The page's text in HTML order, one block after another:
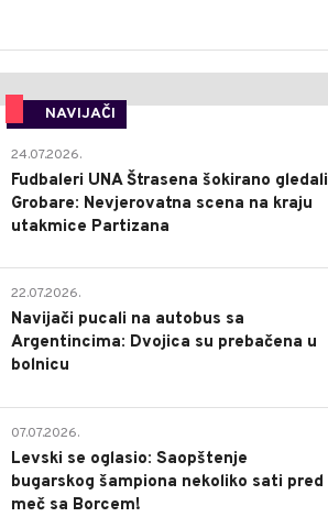
NAVIJAČI
24.07.2026.
Fudbaleri UNA Štrasena šokirano gledali
Grobare: Nevjerovatna scena na kraju
utakmice Partizana
22.07.2026.
Navijači pucali na autobus sa
Argentincima: Dvojica su prebačena u
bolnicu
07.07.2026.
Levski se oglasio: Saopštenje
bugarskog šampiona nekoliko sati pred
meč sa Borcem!